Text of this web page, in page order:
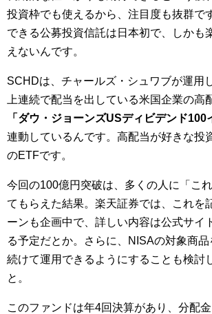
投資枠でも使えるから、注目度も抜群で
できる公募投資信託は日本初で、しかも
えないんです。
SCHDは、チャールズ・シュワブが運用
上連続で配当を出している米国企業の高
「ダウ・ジョーンズUSディビデンド100
連動しているんです。高配当が好きな投
のETFです。
今回の100億円突破は、多くの人に「こ
てもらえた結果。楽天証券では、これを
ーンも企画中で、詳しい内容は公式サイ
る予定だとか。さらに、NISAの対象商
続けて運用できるようにすることも検討
と。
このファンドは年4回決算があり、分配